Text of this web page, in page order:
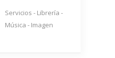
Servicios - Librería -
Música - Imagen